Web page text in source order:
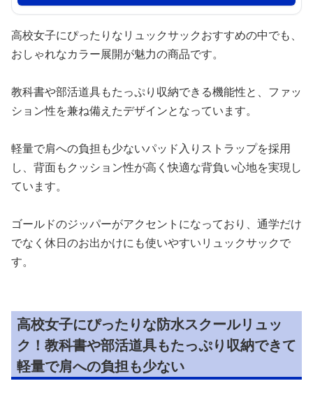
高校女子にぴったりなリュックサックおすすめの中でも、
おしゃれなカラー展開が魅力の商品です。
教科書や部活道具もたっぷり収納できる機能性と、ファッ
ション性を兼ね備えたデザインとなっています。
軽量で肩への負担も少ないパッド入りストラップを採用
し、背面もクッション性が高く快適な背負い心地を実現し
ています。
ゴールドのジッパーがアクセントになっており、通学だけ
でなく休日のお出かけにも使いやすいリュックサックで
す。
高校女子にぴったりな防水スクールリュッ
ク！教科書や部活道具もたっぷり収納できて
軽量で肩への負担も少ない